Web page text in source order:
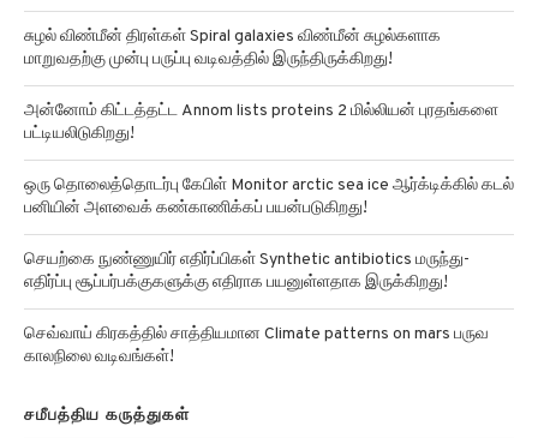
சுழல் விண்மீன் திரள்கள் Spiral galaxies விண்மீன் சுழல்களாக
மாறுவதற்கு முன்பு பருப்பு வடிவத்தில் இருந்திருக்கிறது!
அன்னோம் கிட்டத்தட்ட Annom lists proteins 2 மில்லியன் புரதங்களை
பட்டியலிடுகிறது!
ஒரு தொலைத்தொடர்பு கேபிள் Monitor arctic sea ice ஆர்க்டிக்கில் கடல்
பனியின் அளவைக் கண்காணிக்கப் பயன்படுகிறது!
செயற்கை நுண்ணுயிர் எதிர்ப்பிகள் Synthetic antibiotics மருந்து-
எதிர்ப்பு சூப்பர்பக்குகளுக்கு எதிராக பயனுள்ளதாக இருக்கிறது!
செவ்வாய் கிரகத்தில் சாத்தியமான Climate patterns on mars பருவ
காலநிலை வடிவங்கள்!
சமீபத்திய கருத்துகள்